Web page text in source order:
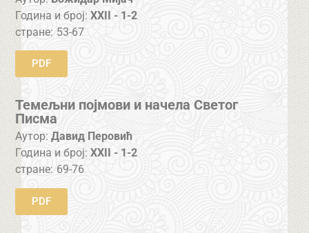
Година и број:XXII - 1-2
стране: 53-67
PDF
Темељни појмови и начела Светог
Писма
Аутор: Давид Перовић
Година и број:XXII - 1-2
стране: 69-76
PDF